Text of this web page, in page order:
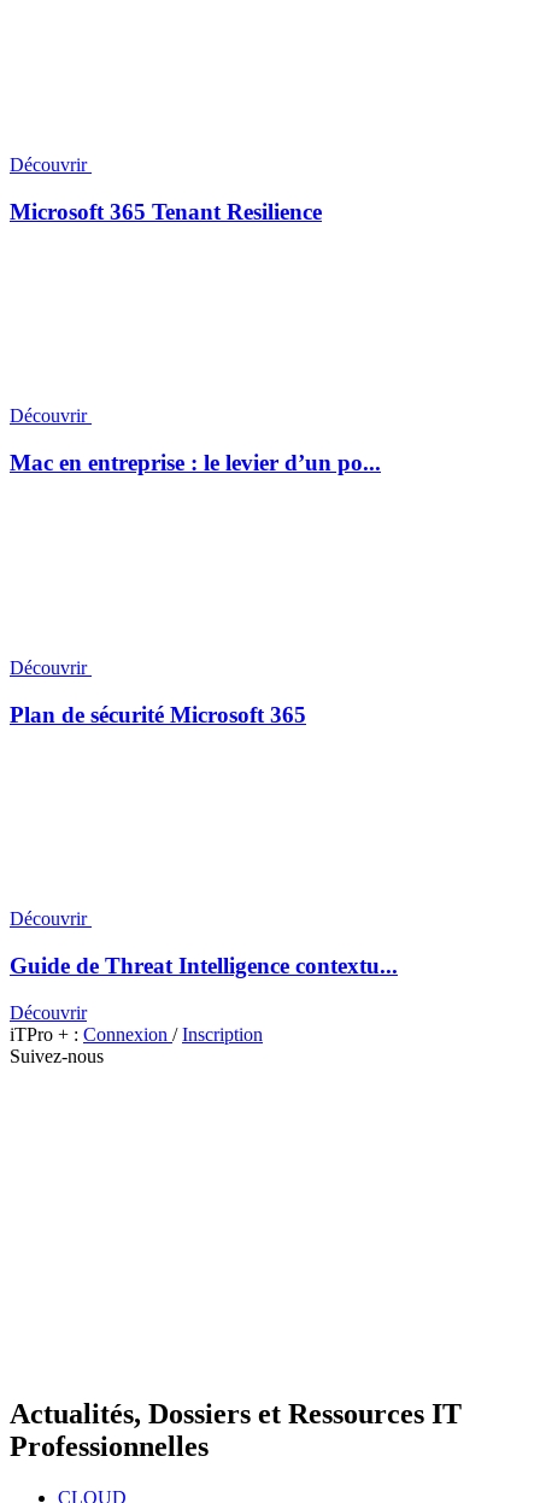
Découvrir
Microsoft 365 Tenant Resilience
Découvrir
Mac en entreprise : le levier d’un po...
Découvrir
Plan de sécurité Microsoft 365
Découvrir
Guide de Threat Intelligence contextu...
Découvrir
iTPro + : Connexion /Inscription
Suivez-nous
Actualités, Dossiers et Ressources IT
Professionnelles
CLOUD